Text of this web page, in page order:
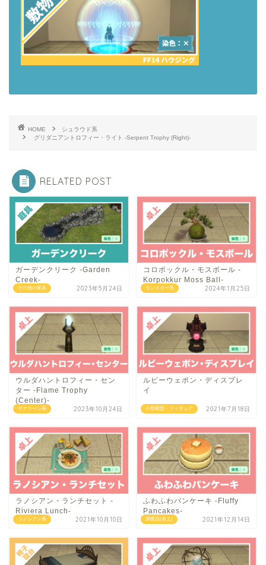
HOME
シュラウド系
グリダニアントロフィー・ライト -Serpent Trophy (Right)-
RELATED POST
その他の家具
ガーデンクリーク -Garden
Creek-
2023年5月24日 モンスター系
コロポックル・モスボール -
Korpokkur Moss Ball-
2024年1月25日
ザナラーン系
ウルダハントロフィー・セン
ター -Flame Trophy
(Center)-
2023年10月24日 小型模型・フィギュア
ルビーウェポン・ディスプレ
イ
2021年7月18日
ラノシアン系
ラノシアン・ランチセット -
Riviera Lunch-
2021年10月10日 調度品(卓上)
ふわふわパンケーキ -Fluffy
Pancakes-
2021年12月14日